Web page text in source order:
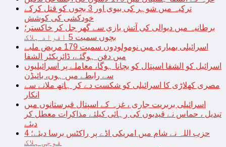
ترکیہ میں شوہر کی بیوی اور 3 بچوں کو قتل کرکے
خودکشی کی کوشش
برطانیہ میں دیوالی کی آتش بازی سے گھر جل کر خاکستر؛
بچوں سمیت 5 افراد ہلاک
اسرائیلی بمباری میں نومولودوں سمیت 179 مریض ملبے
میں دفن ہوگئے، ڈائریکٹر الشفا
اسرائیل کو الشفا اسپتال کو بچانا ہوگا، معاملے پر اسرائیلیوں
سے رابطے میں ہوں، بائیڈن
مصری کھلاڑی کا اسرائیلی کو شکست دے کر ہاتھ ملانے سے
انکار
اسرائیلی بربریت جاری ، غزہ کے اسپتال قبرستانوں میں
تبدیل ، حماس نے قیدیوں کی رہائی کیلئے مذاکرات معطل کر
دیئے
حزب اللہ نے شام میں امریکی اڈے پر راکٹس برسا دیئے؛ 4
فوجی ہلاک